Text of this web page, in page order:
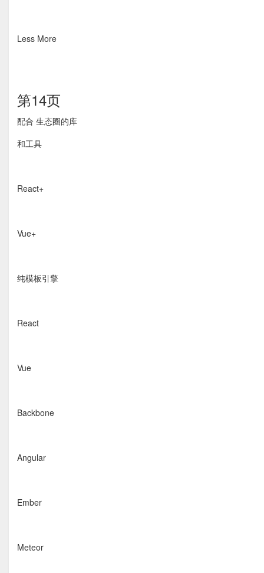
Less More
第14页
配合 生态圈的库
和工具
React+
Vue+
纯模板引擎
React
Vue
Backbone
Angular
Ember
Meteor